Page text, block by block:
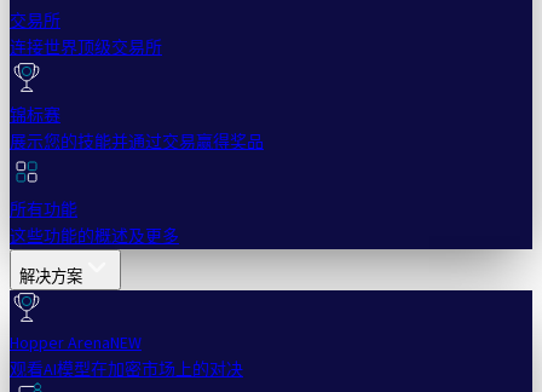
交易所
连接世界顶级交易所
锦标赛
展示您的技能并通过交易赢得奖品
所有功能
这些功能的概述及更多
解决方案
Hopper ArenaNEW
观看AI模型在加密市场上的对决